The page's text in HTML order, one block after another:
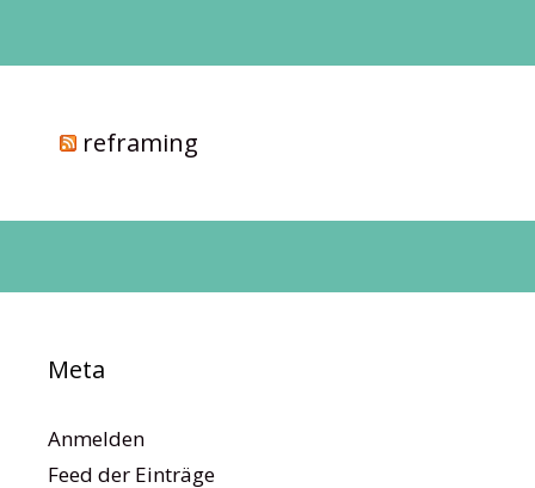
reframing
Meta
Anmelden
Feed der Einträge